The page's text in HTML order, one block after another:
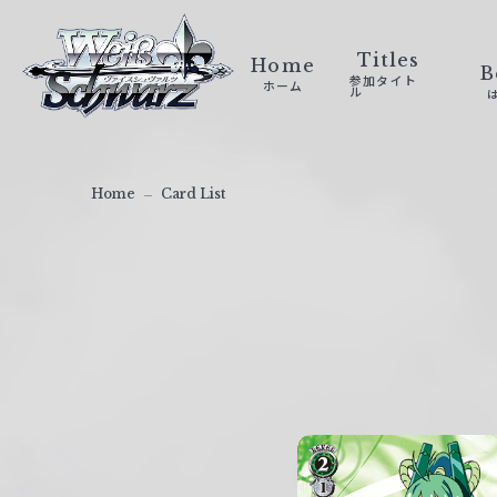
ァ
Home
ホーム
Titles
参加タイト
ル
Home Card List